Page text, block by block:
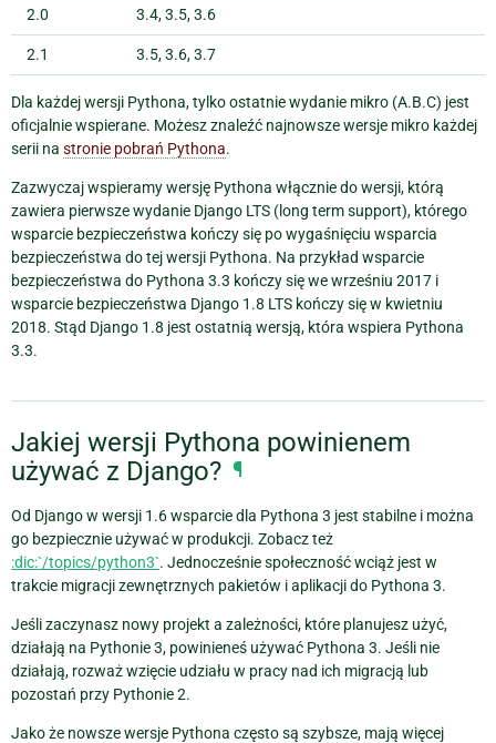
2.0 3.4, 3.5, 3.6
2.1 3.5, 3.6, 3.7
Dla każdej wersji Pythona, tylko ostatnie wydanie mikro (A.B.C) jest
oficjalnie wspierane. Możesz znaleźć najnowsze wersje mikro każdej
serii na stronie pobrań Pythona.
Zazwyczaj wspieramy wersję Pythona włącznie do wersji, którą
zawiera pierwsze wydanie Django LTS (long term support), którego
wsparcie bezpieczeństwa kończy się po wygaśnięciu wsparcia
bezpieczeństwa do tej wersji Pythona. Na przykład wsparcie
bezpieczeństwa do Pythona 3.3 kończy się we wrześniu 2017 i
wsparcie bezpieczeństwa Django 1.8 LTS kończy się w kwietniu
2018. Stąd Django 1.8 jest ostatnią wersją, która wspiera Pythona
3.3.
Jakiej wersji Pythona powinienem
używać z Django? ¶
Od Django w wersji 1.6 wsparcie dla Pythona 3 jest stabilne i można
go bezpiecznie używać w produkcji. Zobacz też
:dic:`/topics/python3`. Jednocześnie społeczność wciąż jest w
trakcie migracji zewnętrznych pakietów i aplikacji do Pythona 3.
Jeśli zaczynasz nowy projekt a zależności, które planujesz użyć,
działają na Pythonie 3, powinieneś używać Pythona 3. Jeśli nie
działają, rozważ wzięcie udziału w pracy nad ich migracją lub
pozostań przy Pythonie 2.
Jako że nowsze wersje Pythona często są szybsze, mają więcej